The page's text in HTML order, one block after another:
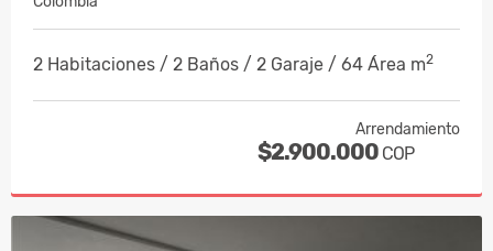
2 Habitaciones / 2 Baños / 2 Garaje / 64 Área m2
Arrendamiento
$2.900.000 COP